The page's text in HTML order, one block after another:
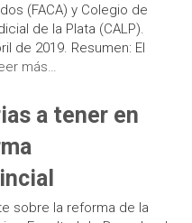
(FACA) y Colegio de
de la Plata (CALP).
de 2019. Resumen: El
más…
a tener en
sobre la reforma de la